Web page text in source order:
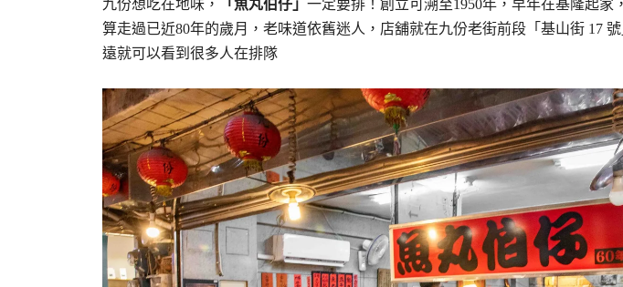
九份想吃在地味， 「魚丸伯仔」 一定要排！創立可溯至1950年，早年在基隆起家
算走過已近80年的歲月，老味道依舊迷人，店舖就在九份老街前段「基山街 17
遠就可以看到很多人在排隊